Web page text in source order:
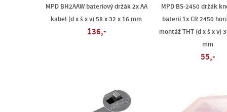
MPD BH2AAW bateriový držák 2x AA
kabel (d x š x v) 58 x 32 x 16 mm
136,-
MPD BS-2450 držák
baterií 1x CR 2450
montáž THT (d x š x v)
mm
55,-